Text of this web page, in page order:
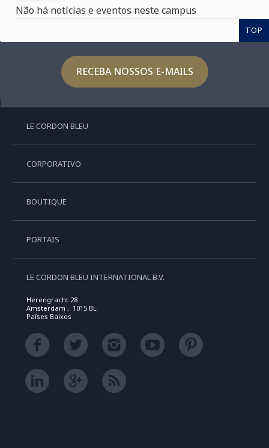
Não há notícias e eventos neste campus
TOP
RECEBA NOSSOS E-MAILS
LE CORDON BLEU
CORPORATIVO
BOUTIQUE
PORTAIS
LE CORDON BLEU INTERNATIONAL B.V.
Herengracht 28
Amsterdam , 1015 BL
Países Baixos